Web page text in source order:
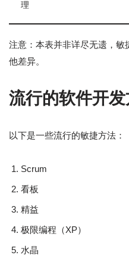
理
注意：本表并非详尽无遗，
他差异。
流行的软件开
以下是一些流行的敏捷方法：
Scrum
看板
精益
极限编程（XP）
水晶